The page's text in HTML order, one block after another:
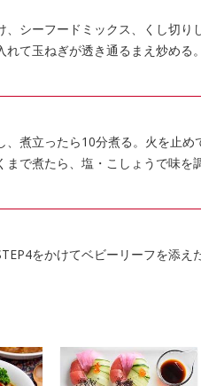
シーフードミックス、くし切り
て玉ねぎが透き通るまえ炒める。
、煮立ったら10分煮る。火を止
で煮たら、塩・こしょうで味を
をかけてベビーリーフを添え